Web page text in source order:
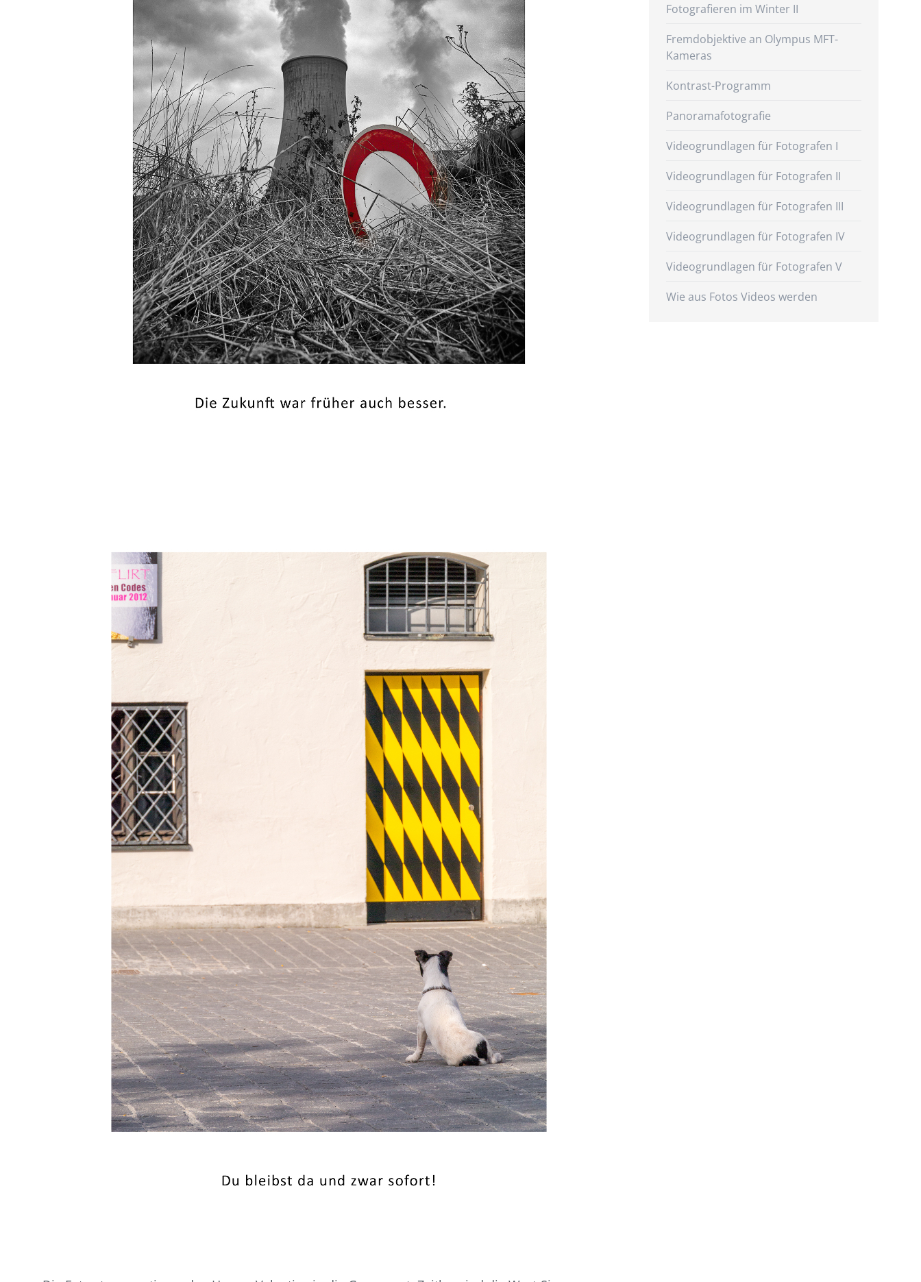
Fotografieren im Winter II
Fremdobjektive an Olympus MFT-
Kameras
Kontrast-Programm
Panoramafotografie
Videogrundlagen für Fotografen I
Videogrundlagen für Fotografen II
Videogrundlagen für Fotografen III
Videogrundlagen für Fotografen IV
Videogrundlagen für Fotografen V
Wie aus Fotos Videos werden